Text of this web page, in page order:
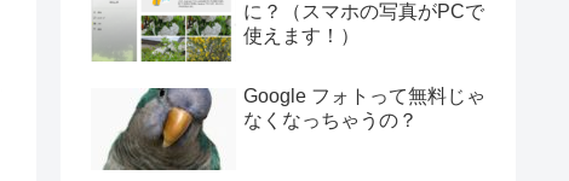
に？（スマホの写真がPCで
使えます！）
Google フォトって無料じゃ
なくなっちゃうの？